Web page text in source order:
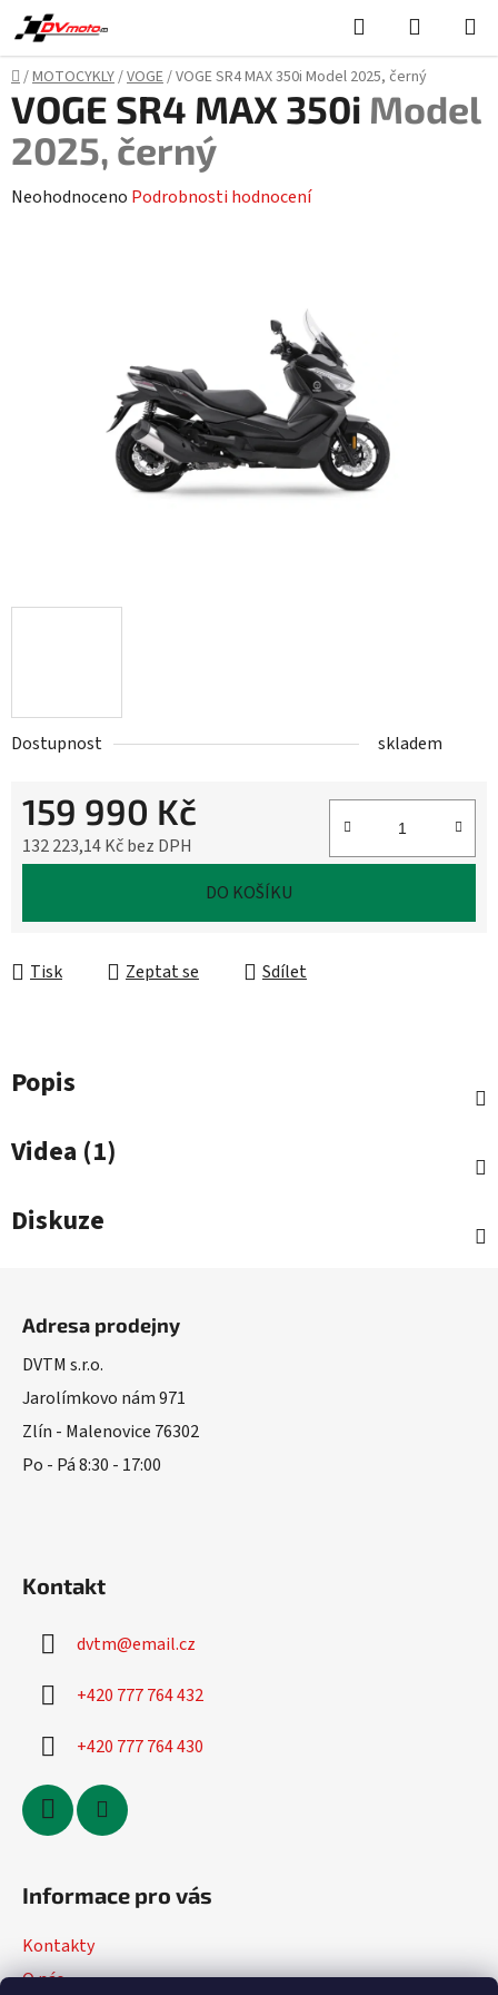
Přejít
na
obsah
Hledat
KOŠÍK
Domů
/MOTOCYKLY/VOGE/VOGE SR4 MAX 350i Model 2025, černý
Dostupnost skladem
159 990 Kč
132 223,14 Kč bez DPH
DO KOŠÍKU
Tisk Zeptat se Sdílet
VOGE SR4 MAX 350i Model
2025, černý
Průměrné
Neohodnoceno Podrobnosti hodnocení
Popis
Videa (1)
Diskuze
Adresa prodejny
DVTM s.r.o.
Jarolímkovo nám 971
Zlín - Malenovice 76302
Po - Pá 8:30 - 17:00
Kontakt
dvtm@email.cz
+420 777 764 432
+420 777 764 430
Informace pro vás
Kontakty
O nás